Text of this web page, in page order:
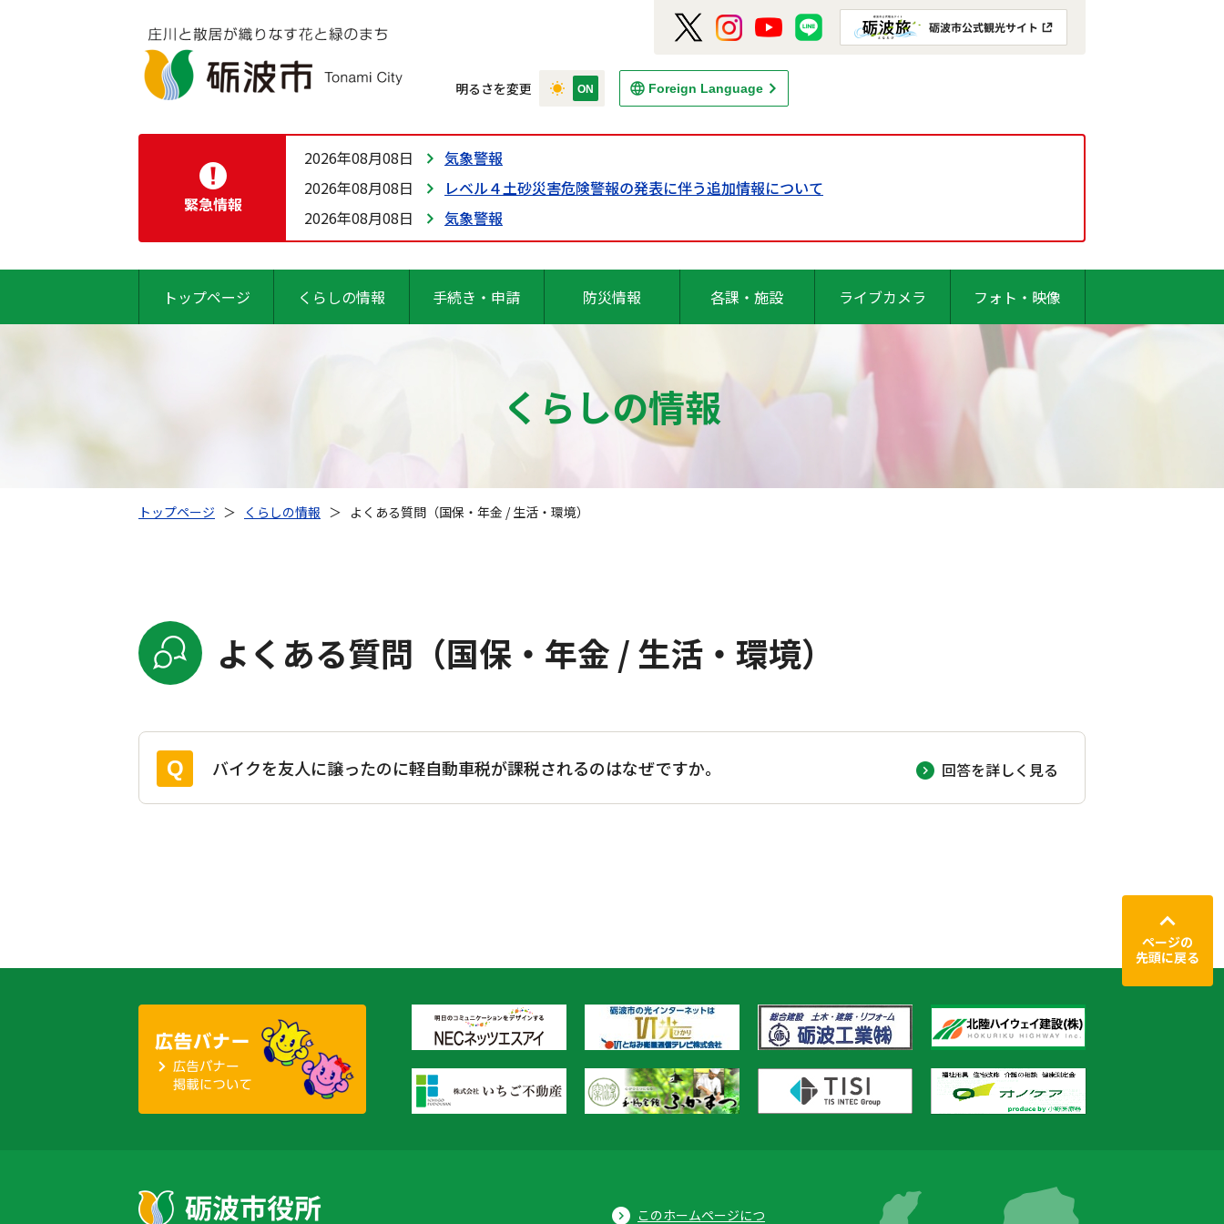
明るさを変更 Foreign Language
緊急情報
2026年08月08日
気象警報
2026年08月08日
レベル４土砂災害危険警報の発表に伴う追加情報について
2026年08月08日
気象警報
トップページ くらしの情報 手続き・申請 防災情報 各課・施設 ライブカメラ フォト・映像
くらしの情報
トップページ ＞ くらしの情報 ＞ よくある質問（国保・年金 / 生活・環境）
よくある質問（国保・年金 / 生活・環境）
バイクを友人に譲ったのに軽自動車税が課税されるのはなぜですか。 回答を詳しく見る
ページの
先頭に戻る
このホームページにつ